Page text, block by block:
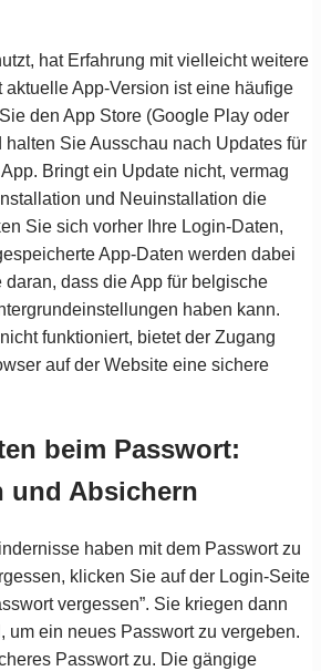
hat Erfahrung mit vielleicht weitere
aktuelle App-Version ist eine häufige
den App Store (Google Play oder
halten Sie Ausschau nach Updates für
Bringt ein Update nicht, vermag
und Neuinstallation die
Sie sich vorher Ihre Login-Daten,
App-Daten werden dabei
daran, dass die App für belgische
haben kann.
funktioniert, bietet der Zugang
auf der Website eine sichere
beim Passwort:
und Absichern
haben mit dem Passwort zu
klicken Sie auf der Login-Seite
vergessen”. Sie kriegen dann
um ein neues Passwort zu vergeben.
Passwort zu. Die gängige